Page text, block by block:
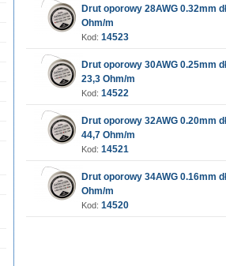
Drut oporowy 28AWG 0.32mm
Ohm/m
Kod: 14523
Drut oporowy 30AWG 0.25mm
23,3 Ohm/m
Kod: 14522
Drut oporowy 32AWG 0.20mm
44,7 Ohm/m
Kod: 14521
Drut oporowy 34AWG 0.16mm
Ohm/m
Kod: 14520